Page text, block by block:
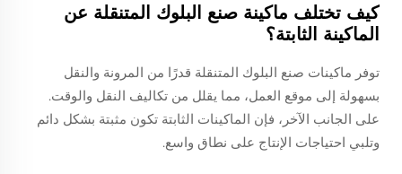
كيف تختلف ماكينة صنع البلوك المتنقلة عن
الماكينة الثابتة؟
توفر ماكينات صنع البلوك المتنقلة قدرًا من المرونة والنقل
بسهولة إلى موقع العمل، مما يقلل من تكاليف النقل والوقت.
على الجانب الآخر، فإن الماكينات الثابتة تكون مثبتة بشكل دائم
وتلبي احتياجات الإنتاج على نطاق واسع.